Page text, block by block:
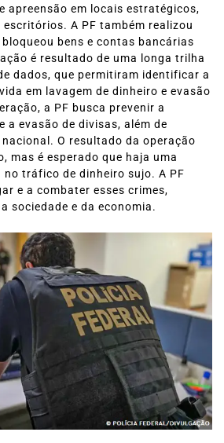
apreensão em locais estratégicos,
A PF também realizou
bens e contas bancárias
é resultado de uma longa trilha
dados, que permitiram identificar a
em lavagem de dinheiro e evasão
a PF busca prevenir a
a evasão de divisas, além de
O resultado da operação
mas é esperado que haja uma
tráfico de dinheiro sujo. A PF
e a combater esses crimes,
sociedade e da economia.